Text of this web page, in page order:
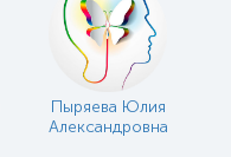
Пыряева Юлия
Александровна